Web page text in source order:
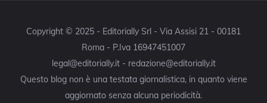
Copyright © 2025 - Editorially Srl - Via Assisi 21 - 00181
Roma - P.Iva 16947451007
legal@editorially.it - redazione@editorially.it
Questo blog non è una testata giornalistica, in quanto viene
aggiornato senza alcuna periodicità.